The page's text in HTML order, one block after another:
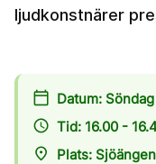
ljudkonstnärer
calendar_today Datum:
access_time Tid: 16.00 -
place
Plats: